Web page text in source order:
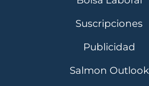
Suscripciones
Publicidad
Salmon Outlook